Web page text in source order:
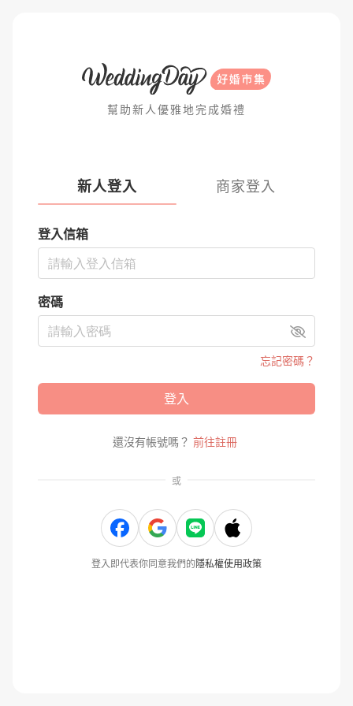
幫助新人優雅地完成婚禮
新人登入 商家登入
登入信箱
密碼
忘記密碼？
登入
還沒有帳號嗎？ 前往註冊
或
登入即代表你同意我們的隱私權使用政策